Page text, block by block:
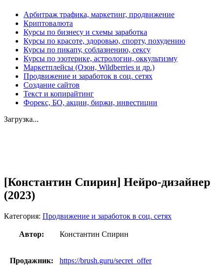
Арбитраж трафика, маркетинг, продвижение
Криптовалюта
Курсы по бизнесу и схемы заработка
Курсы по красоте, здоровью, спорту, похудению
Курсы по пикапу, соблазнению, сексу
Курсы по эзотерике, астрологии, оккультизму
Маркетплейсы (Озон, Wildberries и др.)
Продвижение и заработок в соц. сетях
Создание сайтов
Текст и копирайтинг
Форекс, БО, акции, биржи, инвестиции
Загрузка...
[Константин Спирин] Нейро-дизайнер
(2023)
Категория: Продвижение и заработок в соц. сетях
Автор: Константин Спирин
Продажник: https://brush.guru/secret_offer